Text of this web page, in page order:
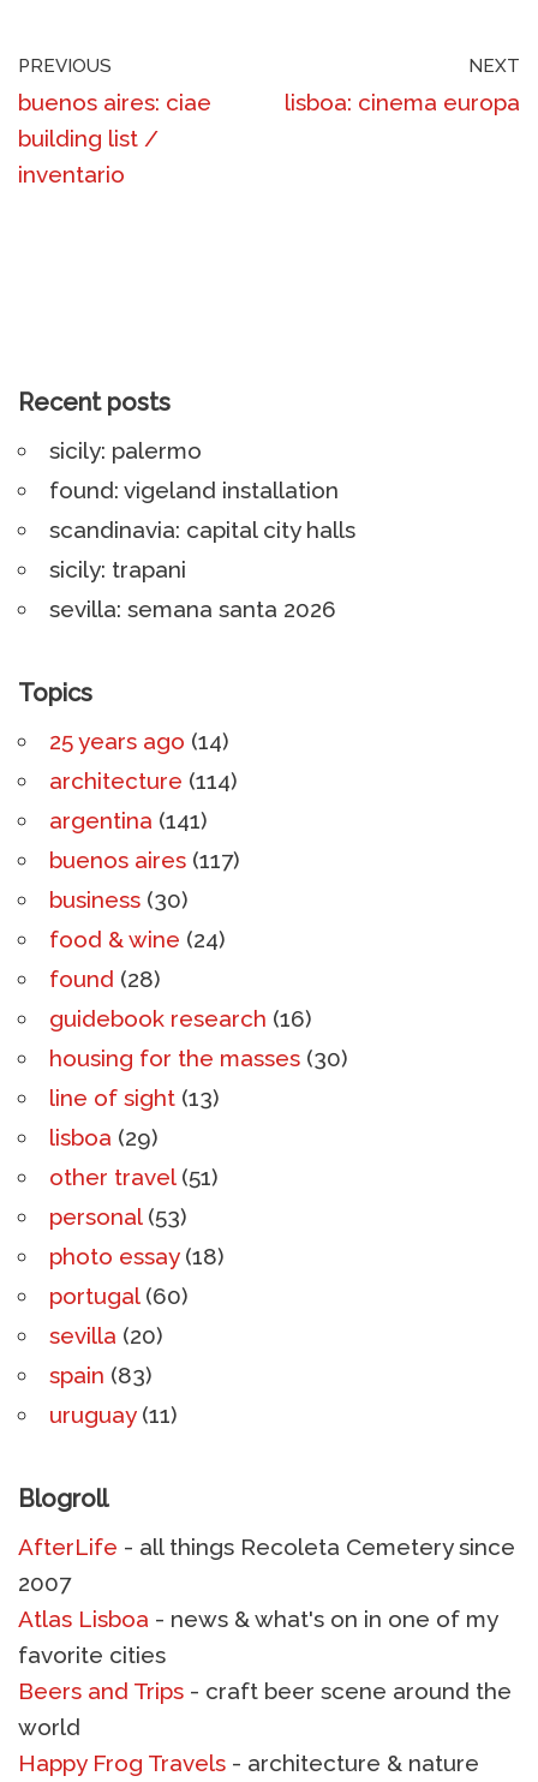
PREVIOUS
buenos aires: ciae
building list /
inventario
NEXT
lisboa: cinema europa
Recent posts
sicily: palermo
found: vigeland installation
scandinavia: capital city halls
sicily: trapani
sevilla: semana santa 2026
Topics
25 years ago (14)
architecture (114)
argentina (141)
buenos aires (117)
business (30)
food & wine (24)
found (28)
guidebook research (16)
housing for the masses (30)
line of sight (13)
lisboa (29)
other travel(51)
personal(53)
photo essay(18)
portugal(60)
sevilla (20)
spain (83)
uruguay(11)
Blogroll
AfterLife - all things Recoleta Cemetery since
2007
Atlas Lisboa - news & what's on in one of my
favorite cities
Beers and Trips - craft beer scene around the
world
Happy Frog Travels - architecture & nature